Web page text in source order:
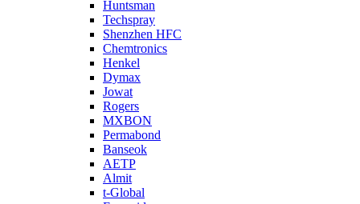
Huntsman
Techspray
Shenzhen HFC
Chemtronics
Henkel
Dymax
Jowat
Rogers
MXBON
Permabond
Banseok
AETP
Almit
t-Global